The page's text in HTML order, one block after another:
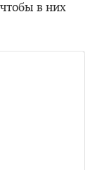
в них